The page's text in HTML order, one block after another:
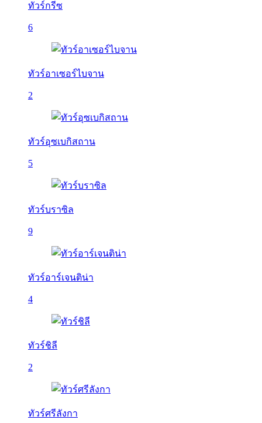
ทัวร์กรีซ
6
ทัวร์อาเซอร์ไบจาน
2
ทัวร์อุซเบกิสถาน
5
ทัวร์บราซิล
9
ทัวร์อาร์เจนติน่า
4
ทัวร์ชิลี
2
ทัวร์ศรีลังกา